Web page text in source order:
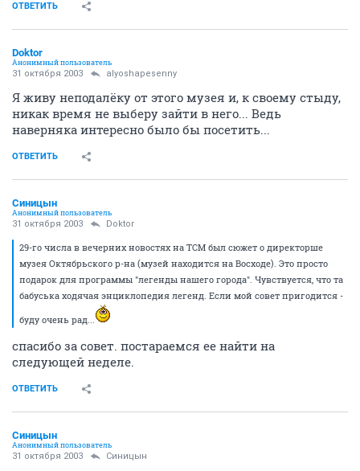
ОТВЕТИТЬ
Doktor
Анонимный пользователь
31 октября 2003 alyoshapesenny
Я живу неподалёку от этого музея и, к своему стыду,
никак время не выберу зайти в него... Ведь
наверняка интересно было бы посетить...
ОТВЕТИТЬ
Синицын
Анонимный пользователь
31 октября 2003 Doktor
29-го числа в вечерних новостях на ТСМ был сюжет о директорше
музея Октябрьского р-на (музей находится на Восходе). Это просто
подарок для программы "легенды нашего города". Чувствуется, что та
бабуська ходячая энциклопедия легенд. Если мой совет пригодится -
буду очень рад...
спасибо за совет. постараемся ее найти на
следующей неделе.
ОТВЕТИТЬ
Синицын
Анонимный пользователь
31 октября 2003 Синицын